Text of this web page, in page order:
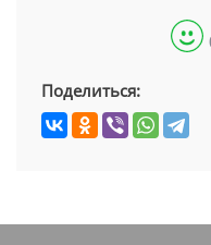
Поделиться: